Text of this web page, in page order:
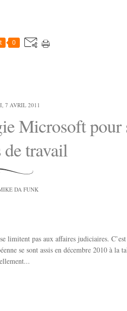
0
7 AVRIL 2011
Microsoft pour
de travail
DA FUNK
limitent pas aux affaires judiciaires.
se sont assis en décembre 2010 à la